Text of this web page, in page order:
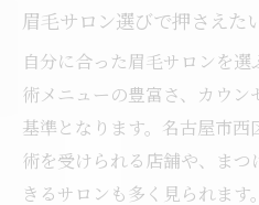
眉毛サロン選びで押さえた
自分に合った眉毛サロンを
術メニューの豊富さ、カウ
基準となります。名古屋市
術を受けられる店舗や、ま
きるサロンも多く見られます。